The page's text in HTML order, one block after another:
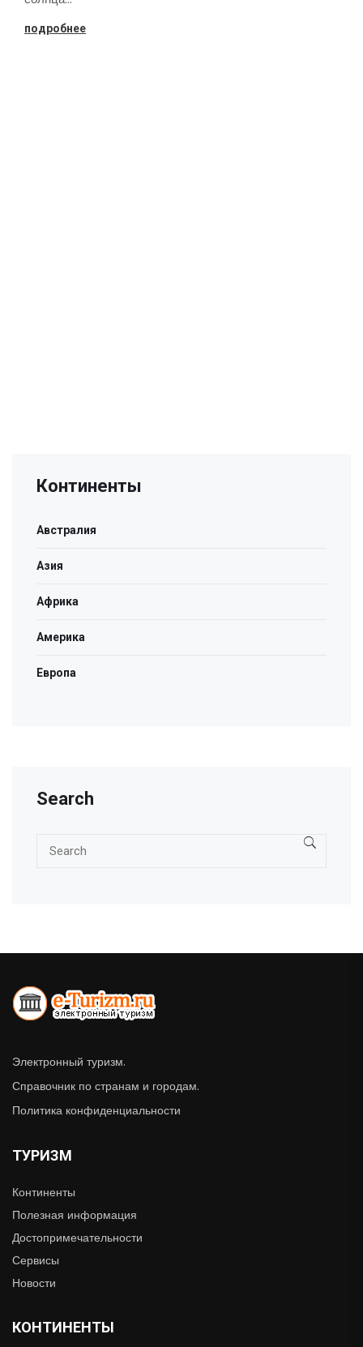
подробнее
Континенты
Австралия
Азия
Африка
Америка
Европа
Search
Электронный туризм.
Справочник по странам и городам.
Политика конфиденциальности
ТУРИЗМ
Континенты
Полезная информация
Достопримечательности
Сервисы
Новости
КОНТИНЕНТЫ